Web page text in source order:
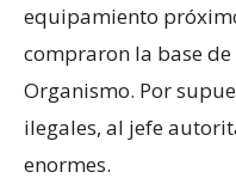
equipamiento
compraron la base
Organismo. Por
ilegales, al jefe
enormes.